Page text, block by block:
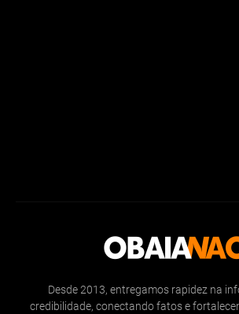
Desde 2013, entregamos rapidez na
credibilidade, conectando fatos e